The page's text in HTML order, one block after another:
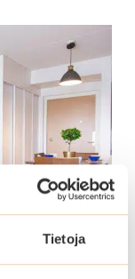
Tietoja
ä
a
u
n
s